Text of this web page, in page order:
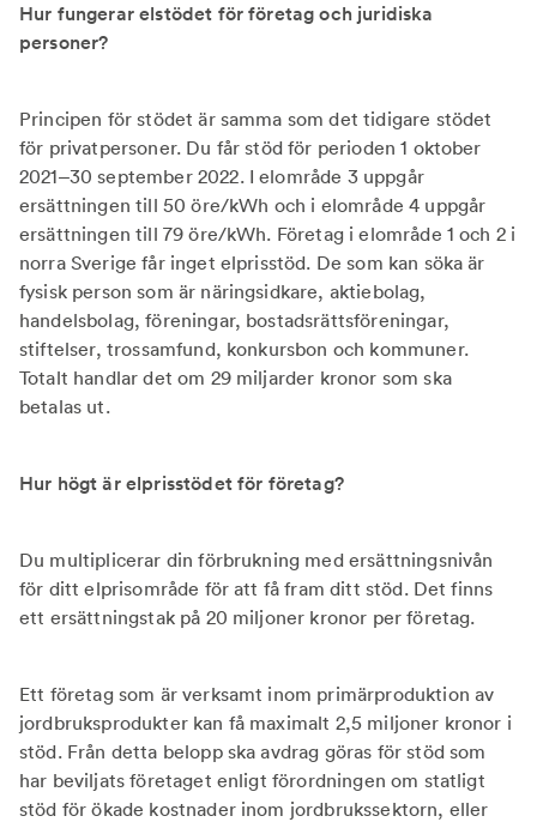
Hur fungerar elstödet för företag och juridiska
personer?
Principen för stödet är samma som det tidigare stödet
för privatpersoner. Du får stöd för perioden 1 oktober
2021–30 september 2022. I elområde 3 uppgår
ersättningen till 50 öre/kWh och i elområde 4 uppgår
ersättningen till 79 öre/kWh. Företag i elområde 1 och 2 i
norra Sverige får inget elprisstöd. De som kan söka är
fysisk person som är näringsidkare, aktiebolag,
handelsbolag, föreningar, bostadsrättsföreningar,
stiftelser, trossamfund, konkursbon och kommuner.
Totalt handlar det om 29 miljarder kronor som ska
betalas ut.
Hur högt är elprisstödet för företag?
Du multiplicerar din förbrukning med ersättningsnivån
för ditt elprisområde för att få fram ditt stöd. Det finns
ett ersättningstak på 20 miljoner kronor per företag.
Ett företag som är verksamt inom primärproduktion av
jordbruksprodukter kan få maximalt 2,5 miljoner kronor i
stöd. Från detta belopp ska avdrag göras för stöd som
har beviljats företaget enligt förordningen om statligt
stöd för ökade kostnader inom jordbrukssektorn, eller